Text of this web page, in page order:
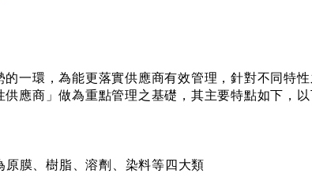
一環，為能更落實供應商有效管理，針對不同特
應商」做為重點管理之基礎，其主要特點如下，
膜、樹脂、溶劑、染料等四大類